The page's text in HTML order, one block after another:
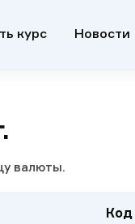
курс Новости
валюты.
Код